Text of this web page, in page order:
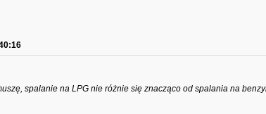
spalanie na LPG nie różnie się znacząco od spalania na